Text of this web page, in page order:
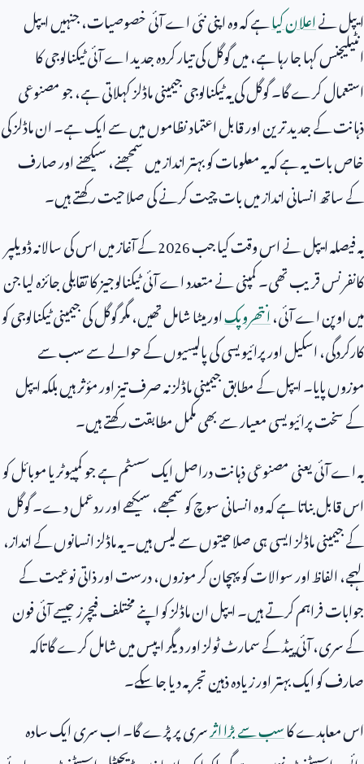
ایپل نےاعلان کیاہے کہ وہ اپنی نئی اے آئی خصوصیات، جنہیں ایپل
انٹیلیجنس کہا جا رہا ہے، میں گوگل کی تیار کردہ جدید اے آئی ٹیکنالوجی کا
استعمال کرے گا۔ گوگل کی یہ ٹیکنالوجی جیمینی ماڈلز کہلاتی ہے، جو مصنوعی
ذہانت کے جدید ترین اور قابل اعتماد نظاموں میں سے ایک ہے۔ ان ماڈلز کی
خاص بات یہ ہے کہ یہ معلومات کو بہتر انداز میں سمجھنے، سیکھنے اور صارف
کے ساتھ انسانی انداز میں بات چیت کرنے کی صلاحیت رکھتے ہیں۔
یہ فیصلہ ایپل نے اس وقت کیا جب2026کے آغاز میں اس کی سالانہ ڈویلپر
کانفرنس قریب تھی۔ کمپنی نے متعدد اے آئی ٹیکنالوجیز کا تقابلی جائزہ لیا جن
میں اوپن اے آئی،انتھروپکاور میٹا شامل تھیں، مگر گوگل کی جیمینی ٹیکنالوجی کو
کارکردگی، اسکیل اور پرائیویسی کی پالیسیوں کے حوالے سے سب سے
موزوں پایا۔ ایپل کے مطابق جیمینی ماڈلز نہ صرف تیز اور مؤثر ہیں بلکہ ایپل
کے سخت پرائیویسی معیار سے بھی مکمل مطابقت رکھتے ہیں۔
یہ اے آئی یعنی مصنوعی ذہانت دراصل ایک سسٹم ہے جو کمپیوٹر یا موبائل کو
اس قابل بناتا ہے کہ وہ انسانی سوچ کو سمجھے، سیکھے اور ردعمل دے۔ گوگل
کے جیمینی ماڈلز ایسی ہی صلاحیتوں سے لیس ہیں۔ یہ ماڈلز انسانوں کے انداز،
لہجے، الفاظ اور سوالات کو پہچان کر موزوں، درست اور ذاتی نوعیت کے
جوابات فراہم کرتے ہیں۔ ایپل ان ماڈلز کو اپنے مختلف فیچرز جیسے آئی فون
کے سری، آئی پیڈ کے سمارٹ ٹولز اور دیگر ایپس میں شامل کرے گا تاکہ
صارف کو ایک بہتر اور زیادہ ذہین تجربہ دیا جا سکے۔
اس معاہدے کاسب سے بڑا اثرسری پر پڑے گا۔ اب سری ایک سادہ